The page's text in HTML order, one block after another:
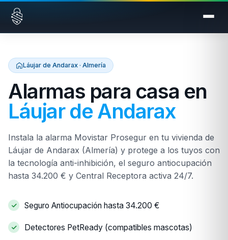
Saltar al contenido
Láujar de Andarax · Almería
Alarmas para casa en
Láujar de Andarax
Instala la alarma Movistar Prosegur en tu vivienda de
Láujar de Andarax (Almería) y protege a los tuyos con
la tecnología anti-inhibición, el seguro antiocupación
hasta 34.200 € y Central Receptora activa 24/7.
Seguro Antiocupación hasta 34.200 €
Detectores PetReady (compatibles mascotas)